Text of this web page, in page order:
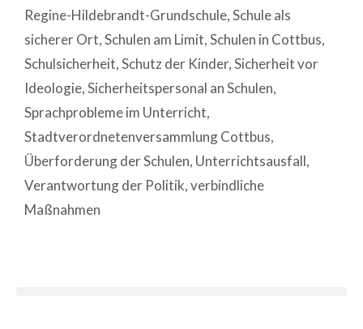
Regine-Hildebrandt-Grundschule,Schule als
sicherer Ort,Schulen am Limit,Schulen in Cottbus,
Schulsicherheit,Schutz der Kinder,Sicherheit vor
Ideologie,Sicherheitspersonal an Schulen,
Sprachprobleme im Unterricht,
Stadtverordnetenversammlung Cottbus,
Überforderung der Schulen, Unterrichtsausfall,
Verantwortung der Politik,verbindliche
Maßnahmen